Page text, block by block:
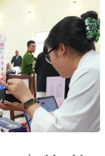
Hồng: Ưu tiên
Biên 75m
sử học đều nghiêng
sắt đô thị mới vượt